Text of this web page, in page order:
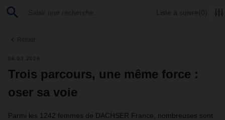
Liste à suivre(0)
Retour
06.03.2026
Trois parcours, une même force :
oser sa voie
Parmi les 1242 femmes de DACHSER France, nombreuses sont